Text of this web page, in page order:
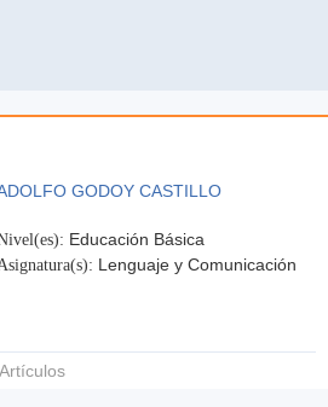
GODOY CASTILLO
Educación Básica
Lenguaje y Comunicación